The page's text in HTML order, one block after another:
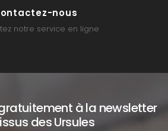
nous
notre service en ligne
à la newsletter
des Ursules